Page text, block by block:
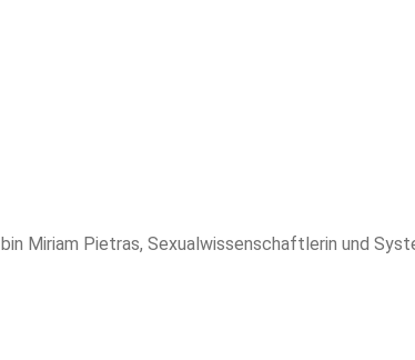
Miriam Pietras, Sexualwissenschaftlerin und